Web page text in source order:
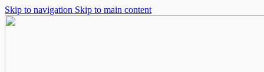
Skip to navigation Skip to main content